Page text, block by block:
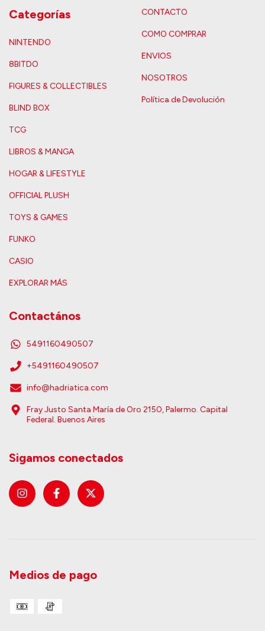
Categorías
NINTENDO
8BITDO
FIGURES & COLLECTIBLES
BLIND BOX
TCG
LIBROS & MANGA
HOGAR & LIFESTYLE
OFFICIAL PLUSH
TOYS & GAMES
FUNKO
CASIO
EXPLORAR MÁS
CONTACTO
COMO COMPRAR
ENVIOS
NOSOTROS
Política de Devolución
Contactános
5491160490507
+5491160490507
info@hadriatica.com
Fray Justo Santa María de Oro 2150, Palermo. Capital
Federal. Buenos Aires
Sigamos conectados
Medios de pago